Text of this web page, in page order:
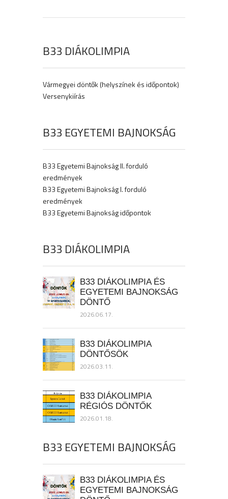
B33 DIÁKOLIMPIA
Vármegyei döntők (helyszínek és időpontok)
Versenykiírás
B33 EGYETEMI BAJNOKSÁG
B33 Egyetemi Bajnokság II. forduló
eredmények
B33 Egyetemi Bajnokság I. forduló
eredmények
B33 Egyetemi Bajnokság időpontok
B33 DIÁKOLIMPIA
B33 DIÁKOLIMPIA ÉS
EGYETEMI BAJNOKSÁG
DÖNTŐ
2026.06.17.
B33 DIÁKOLIMPIA
DÖNTŐSÖK
2026.03.11.
B33 DIÁKOLIMPIA
RÉGIÓS DÖNTŐK
2026.01.18.
B33 EGYETEMI BAJNOKSÁG
B33 DIÁKOLIMPIA ÉS
EGYETEMI BAJNOKSÁG